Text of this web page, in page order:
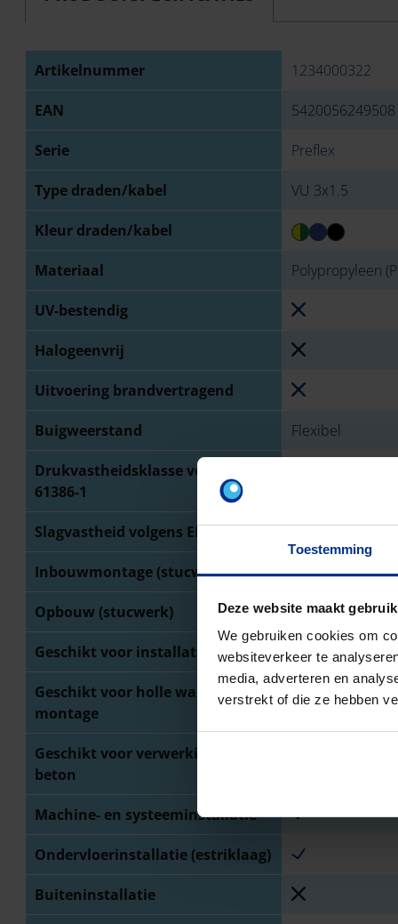
Toestemming
Deze website maakt
We gebruiken cookies om
websiteverkeer te
media, adverteren en
verstrekt of die ze hebben
Artikelnummer 1234000322
EAN 5420056249508
Serie Preflex
Type draden/kabel VU 3x1.5
Kleur draden/kabel
Materiaal Polypropyleen
UV-bestendig
Halogeenvrij
Uitvoering brandvertragend
Buigweerstand Flexibel
Drukvastheidsklasse volgens EN
61386-1
Slagvastheid volgens EN 61386-1 Zwaar (klasse 4 /
Inbouwmontage (stucwerk)
Opbouw (stucwerk)
Geschikt voor installatie op hout
Geschikt voor holle wand
montage
Geschikt voor verwerking in
beton
Machine- en systeeminstallatie
Ondervloerinstallatie (estriklaag)
Buiteninstallatie